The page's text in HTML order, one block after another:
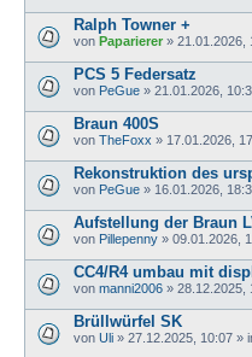
Ralph Towner +
von Paparierer » 21.01.2026,
PCS 5 Federsatz
von PeGue » 21.01.2026,
Braun 400S
von TheFoxx » 17.01.2026,
Rekonstruktion des
von PeGue » 16.01.2026,
Aufstellung der Braun
von Pillepenny » 09.01.2026,
CC4/R4 umbau mit
von manni2006 » 28.12.2025,
Brüllwürfel SK
von Uli » 27.12.2025, 10:07 »